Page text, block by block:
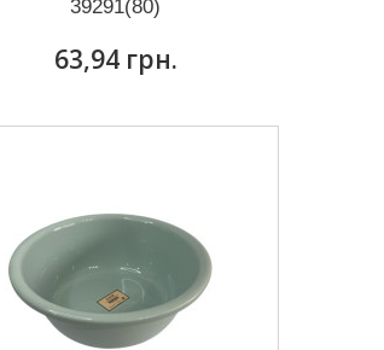
39291(80)
63,94 грн.